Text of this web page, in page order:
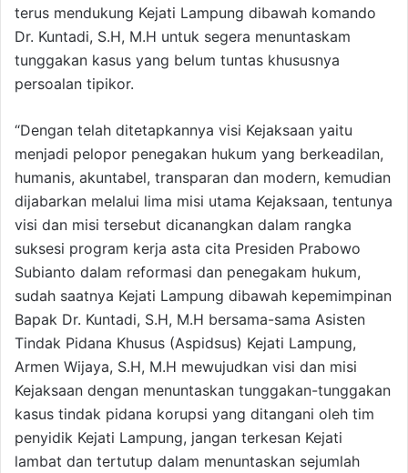
terus mendukung Kejati Lampung dibawah komando
Dr. Kuntadi, S.H, M.H untuk segera menuntaskam
tunggakan kasus yang belum tuntas khususnya
persoalan tipikor.
“Dengan telah ditetapkannya visi Kejaksaan yaitu
menjadi pelopor penegakan hukum yang berkeadilan,
humanis, akuntabel, transparan dan modern, kemudian
dijabarkan melalui lima misi utama Kejaksaan, tentunya
visi dan misi tersebut dicanangkan dalam rangka
suksesi program kerja asta cita Presiden Prabowo
Subianto dalam reformasi dan penegakam hukum,
sudah saatnya Kejati Lampung dibawah kepemimpinan
Bapak Dr. Kuntadi, S.H, M.H bersama-sama Asisten
Tindak Pidana Khusus (Aspidsus) Kejati Lampung,
Armen Wijaya, S.H, M.H mewujudkan visi dan misi
Kejaksaan dengan menuntaskan tunggakan-tunggakan
kasus tindak pidana korupsi yang ditangani oleh tim
penyidik Kejati Lampung, jangan terkesan Kejati
lambat dan tertutup dalam menuntaskan sejumlah